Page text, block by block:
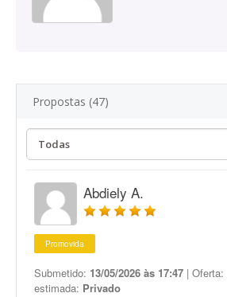
Propostas (47)
Abdiely A.
Promovida
Submetido: 13/05/2026 às 17:47 | Oferta:
estimada: Privado